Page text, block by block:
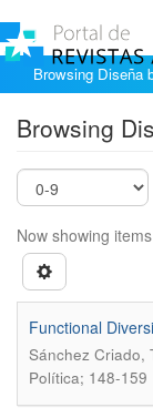
Browsing Diseña
Browsing
Now showing
Functional
Sánchez Criado,
Política; 148-159